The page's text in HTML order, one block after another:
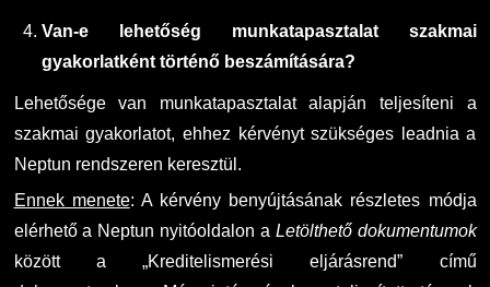
Van-e lehetőség munkatapasztalat szakmai
gyakorlatként történő beszámítására?
Lehetősége van munkatapasztalat alapján teljesíteni a
szakmai gyakorlatot, ehhez kérvényt szükséges leadnia a
Neptun rendszeren keresztül.
Ennek menete: A kérvény benyújtásának részletes módja
elérhető a Neptun nyitóoldalon a Letölthető dokumentumok
között a „Kreditelismerési eljárásrend” című